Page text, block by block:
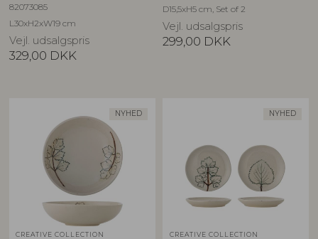
82073085
L30xH2xW19 cm
Vejl. udsalgspris
329,00 DKK
D15,5xH5 cm, Set of 2
Vejl. udsalgspris
299,00 DKK
NYHED
CREATIVE COLLECTION
NYHED
CREATIVE COLLECTION